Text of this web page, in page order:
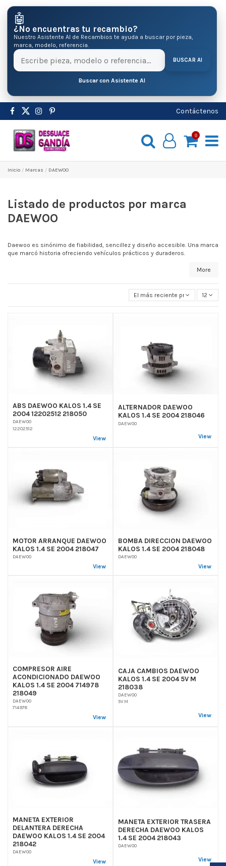
🤖
¿No encuentras tu recambio?
Nuestro Asistente AI de Recambios te ayuda a buscar por pieza,
marca, modelo, referencia.
BUSCAR AI
Buscar con Asistente AI
Contáctenos
0
Inicio Marcas DAEWOO
Listado de productos por marca
DAEWOO
Daewoo es sinónimo de fiabilidad, sencillez y diseño accesible. Una marca
que marcó historia ofreciendo vehículos prácticos y duraderos.
More
El más reciente primero 12
ABS DAEWOO KALOS 1.4 SE
2004 12202512 218050
DAEWOO
12202512
View
ALTERNADOR DAEWOO
KALOS 1.4 SE 2004 218046
DAEWOO
View
MOTOR ARRANQUE DAEWOO
KALOS 1.4 SE 2004 218047
DAEWOO
View
BOMBA DIRECCION DAEWOO
KALOS 1.4 SE 2004 218048
DAEWOO
View
COMPRESOR AIRE
ACONDICIONADO DAEWOO
KALOS 1.4 SE 2004 714978
218049
DAEWOO
714978
View
CAJA CAMBIOS DAEWOO
KALOS 1.4 SE 2004 5V M
218038
DAEWOO
5V M
View
MANETA EXTERIOR
DELANTERA DERECHA
DAEWOO KALOS 1.4 SE 2004
218042
DAEWOO
View
MANETA EXTERIOR TRASERA
DERECHA DAEWOO KALOS
1.4 SE 2004 218043
DAEWOO
View